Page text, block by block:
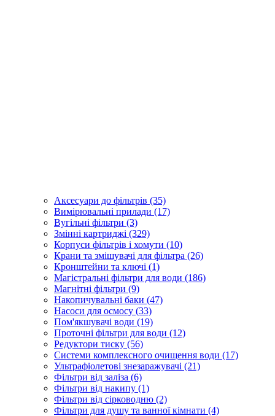
Аксесуари до фільтрів (35)
Вимірювальні прилади (17)
Вугільні фільтри (3)
Змінні картриджі (329)
Корпуси фільтрів і хомути (10)
Крани та змішувачі для фільтра (26)
Кронштейни та ключі (1)
Магістральні фільтри для води (186)
Магнітні фільтри (9)
Накопичувальні баки (47)
Насоси для осмосу (33)
Пом'якшувачі води (19)
Проточні фільтри для води (12)
Редуктори тиску (56)
Системи комплексного очищення води (17)
Ультрафіолетові знезаражувачі (21)
Фільтри від заліза (6)
Фільтри від накипу (1)
Фільтри від сірководню (2)
Фільтри для душу та ванної кімнати (4)